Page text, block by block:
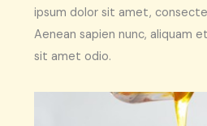
ipsum dolor sit amet,
Aenean sapien nunc, aliquam
sit amet odio.